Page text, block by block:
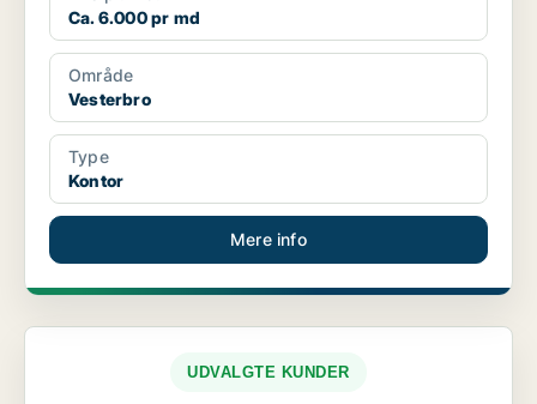
Ca. 6.000 pr md
Område
Vesterbro
Type
Kontor
Mere info
UDVALGTE KUNDER